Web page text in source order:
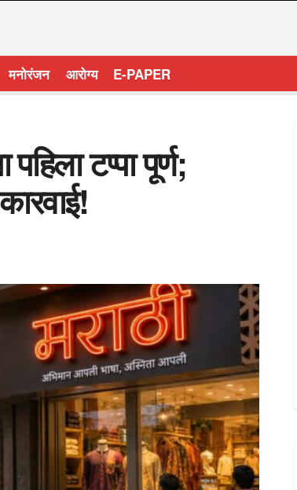
मनोरंजन आरोग्य E-PAPER
टप्पा पूर्ण;